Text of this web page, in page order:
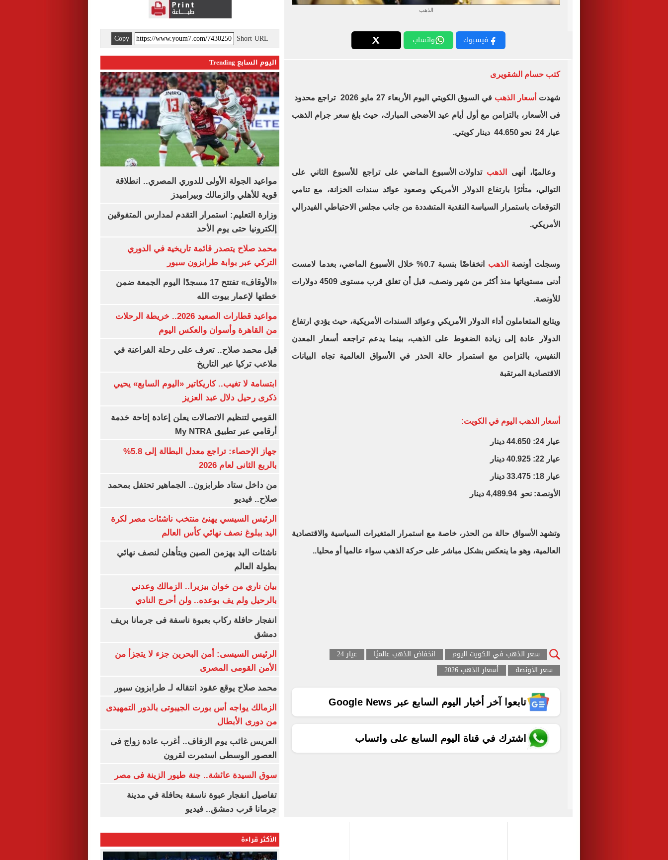
الذهب
فيسبوك واتساب
كتب حسام الشقويرى
شهدت أسعار الذهب في السوق الكويتي اليوم الأربعاء 27 مايو 2026 تراجع محدود
فى الأسعار، بالتزامن مع أول أيام عيد الأضحى المبارك، حيث بلغ سعر جرام الذهب
عيار 24 نحو 44.650 دينار كويتي.
وعالميًا، أنهى الذهبتداولات الأسبوع الماضي على تراجع للأسبوع الثاني على
التوالي، متأثرًا بارتفاع الدولار الأمريكي وصعود عوائد سندات الخزانة، مع تنامي
التوقعات باستمرار السياسة النقدية المتشددة من جانب مجلس الاحتياطي الفيدرالي
الأمريكي.
وسجلت أونصة الذهب انخفاضًا بنسبة 0.7% خلال الأسبوع الماضي، بعدما لامست
أدنى مستوياتها منذ أكثر من شهر ونصف، قبل أن تغلق قرب مستوى 4509 دولارات
للأونصة.
ويتابع المتعاملون أداء الدولار الأمريكي وعوائد السندات الأمريكية، حيث يؤدي ارتفاع
الدولار عادة إلى زيادة الضغوط على الذهب، بينما يدعم تراجعه أسعار المعدن
النفيس، بالتزامن مع استمرار حالة الحذر في الأسواق العالمية تجاه البيانات
الاقتصادية المرتقبة
أسعار الذهب اليوم في الكويت:
عيار 24: 44.650 دينار
عيار 22: 40.925 دينار
عيار 18: 33.475 دينار
الأونصة: نحو 4,489.94 دينار
وتشهد الأسواق حالة من الحذر، خاصة مع استمرار المتغيرات السياسية والاقتصادية
العالمية، وهو ما ينعكس بشكل مباشر على حركة الذهب سواء عالميا أو محليا..
سعر الذهب في الكويت اليوم انخفاض الذهب عالميًا
عيار 24
سعر الأونصة
أسعار الذهب 2026
تابعوا آخر أخبار اليوم السابع عبر Google News
اشترك في قناة اليوم السابع على واتساب
Short URL
Copy
اليوم السابع Trending
مواعيد الجولة الأولى للدوري المصري.. انطلاقة
قوية للأهلي والزمالك وبيراميدز
وزارة التعليم: استمرار التقدم لمدارس المتفوقين
إلكترونيا حتى يوم الأحد
محمد صلاح يتصدر قائمة تاريخية في الدوري
التركي عبر بوابة طرابزون سبور
«الأوقاف» تفتتح 17 مسجدًا اليوم الجمعة ضمن
خطتها لإعمار بيوت الله
مواعيد قطارات الصعيد 2026.. خريطة الرحلات
من القاهرة وأسوان والعكس اليوم
قبل محمد صلاح.. تعرف على رحلة الفراعنة في
ملاعب تركيا عبر التاريخ
ابتسامة لا تغيب.. كاريكاتير «اليوم السابع» يحيي
ذكرى رحيل دلال عبد العزيز
القومي لتنظيم الاتصالات يعلن إعادة إتاحة خدمة
أرقامي عبر تطبيق My NTRA
جهاز الإحصاء: تراجع معدل البطالة إلى 5.8%
بالربع الثانى لعام 2026
من داخل ستاد طرابزون.. الجماهير تحتفل بمحمد
صلاح.. فيديو
الرئيس السيسي يهنئ منتخب ناشئات مصر لكرة
اليد ببلوغ نصف نهائي كأس العالم
ناشئات اليد يهزمن الصين ويتأهلن لنصف نهائي
بطولة العالم
بيان ناري من خوان بيزيرا.. الزمالك وعدني
بالرحيل ولم يف بوعده.. ولن أحرج النادي
انفجار حافلة ركاب بعبوة ناسفة فى جرمانا بريف
دمشق
الرئيس السيسى: أمن البحرين جزء لا يتجزأ من
الأمن القومى المصرى
محمد صلاح يوقع عقود انتقاله لـ طرابزون سبور
الزمالك يواجه أس بورت الجيبوتى بالدور التمهيدى
من دورى الأبطال
العريس غائب يوم الزفاف.. أغرب عادة زواج فى
العصور الوسطى استمرت لقرون
سوق السيدة عائشة.. جنة طيور الزينة فى مصر
تفاصيل انفجار عبوة ناسفة بحافلة في مدينة
جرمانا قرب دمشق.. فيديو
الأكثر قراءة